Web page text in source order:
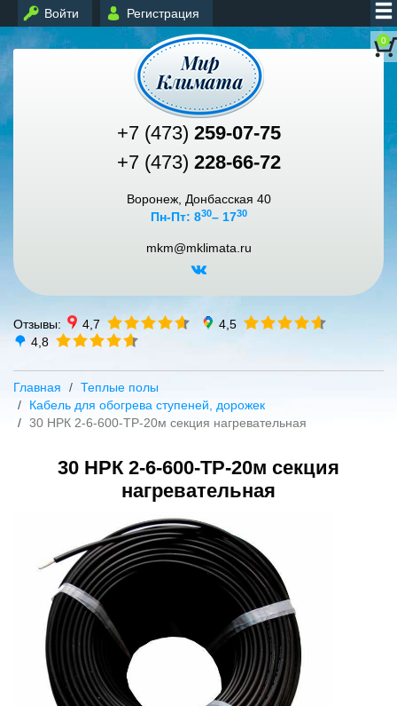
Войти Регистрация
0
+7 (473) 259-07-75
+7 (473) 228-66-72
Воронеж, Донбасская 40
Пн-Пт: 830– 1730
mkm@mklimata.ru
Отзывы: 4,7
4,5
4,8
Главная
Теплые полы
Кабель для обогрева ступеней, дорожек
30 НРК 2-6-600-ТР-20м секция нагревательная
30 НРК 2-6-600-ТР-20м секция
нагревательная